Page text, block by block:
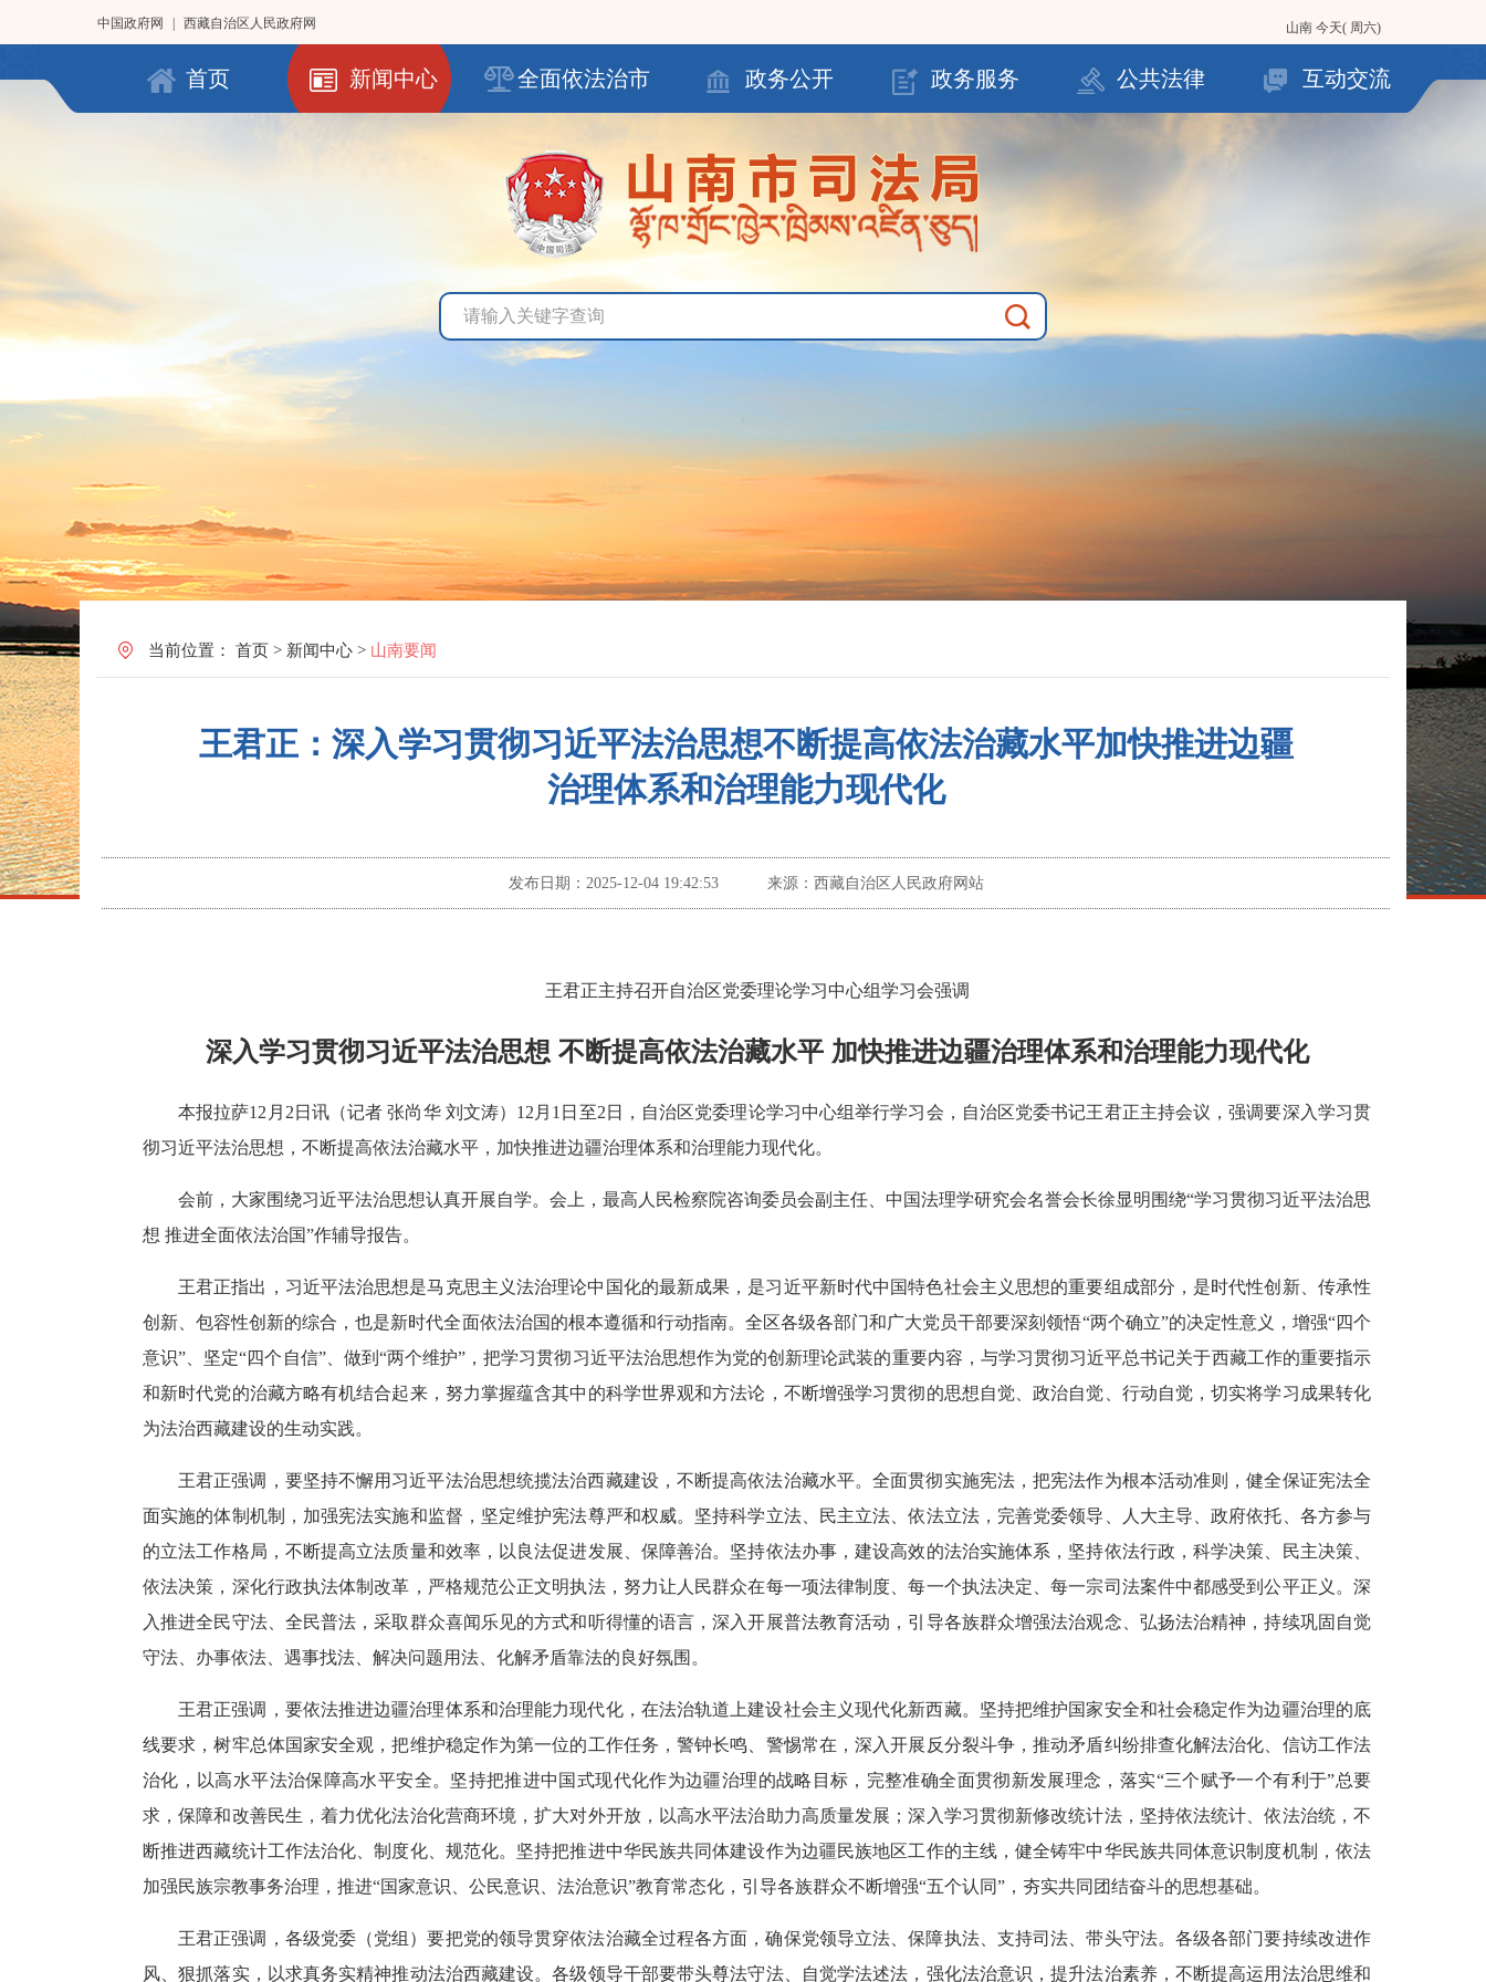
中国政府网 西藏自治区人民政府网 山南 今天( 周六)
首页 新闻中心 全面依法治市 政务公开 政务服务 公共法律 互动交流
当前位置： 首页 > 新闻中心 > 山南要闻
王君正：深入学习贯彻习近平法治思想不断提高依法治藏水平加快推进边疆
治理体系和治理能力现代化
发布日期： 2025-12-04 19:42:53 来源： 西藏自治区人民政府网站
王君正主持召开自治区党委理论学习中心组学习会强调
深入学习贯彻习近平法治思想 不断提高依法治藏水平 加快推进边疆治理体系和治理能力现代化
本报拉萨12月2日讯（记者 张尚华 刘文涛）12月1日至2日，自治区党委理论学习中心组举行学习会，自治区党委书记王君正主持会议，强调要深入学习贯
彻习近平法治思想，不断提高依法治藏水平，加快推进边疆治理体系和治理能力现代化。
会前，大家围绕习近平法治思想认真开展自学。会上，最高人民检察院咨询委员会副主任、中国法理学研究会名誉会长徐显明围绕“学习贯彻习近平法治思
想 推进全面依法治国”作辅导报告。
王君正指出，习近平法治思想是马克思主义法治理论中国化的最新成果，是习近平新时代中国特色社会主义思想的重要组成部分，是时代性创新、传承性
创新、包容性创新的综合，也是新时代全面依法治国的根本遵循和行动指南。全区各级各部门和广大党员干部要深刻领悟“两个确立”的决定性意义，增强“四个
意识”、坚定“四个自信”、做到“两个维护”，把学习贯彻习近平法治思想作为党的创新理论武装的重要内容，与学习贯彻习近平总书记关于西藏工作的重要指示
和新时代党的治藏方略有机结合起来，努力掌握蕴含其中的科学世界观和方法论，不断增强学习贯彻的思想自觉、政治自觉、行动自觉，切实将学习成果转化
为法治西藏建设的生动实践。
王君正强调，要坚持不懈用习近平法治思想统揽法治西藏建设，不断提高依法治藏水平。全面贯彻实施宪法，把宪法作为根本活动准则，健全保证宪法全
面实施的体制机制，加强宪法实施和监督，坚定维护宪法尊严和权威。坚持科学立法、民主立法、依法立法，完善党委领导、人大主导、政府依托、各方参与
的立法工作格局，不断提高立法质量和效率，以良法促进发展、保障善治。坚持依法办事，建设高效的法治实施体系，坚持依法行政，科学决策、民主决策、
依法决策，深化行政执法体制改革，严格规范公正文明执法，努力让人民群众在每一项法律制度、每一个执法决定、每一宗司法案件中都感受到公平正义。深
入推进全民守法、全民普法，采取群众喜闻乐见的方式和听得懂的语言，深入开展普法教育活动，引导各族群众增强法治观念、弘扬法治精神，持续巩固自觉
守法、办事依法、遇事找法、解决问题用法、化解矛盾靠法的良好氛围。
王君正强调，要依法推进边疆治理体系和治理能力现代化，在法治轨道上建设社会主义现代化新西藏。坚持把维护国家安全和社会稳定作为边疆治理的底
线要求，树牢总体国家安全观，把维护稳定作为第一位的工作任务，警钟长鸣、警惕常在，深入开展反分裂斗争，推动矛盾纠纷排查化解法治化、信访工作法
治化，以高水平法治保障高水平安全。坚持把推进中国式现代化作为边疆治理的战略目标，完整准确全面贯彻新发展理念，落实“三个赋予一个有利于”总要
求，保障和改善民生，着力优化法治化营商环境，扩大对外开放，以高水平法治助力高质量发展；深入学习贯彻新修改统计法，坚持依法统计、依法治统，不
断推进西藏统计工作法治化、制度化、规范化。坚持把推进中华民族共同体建设作为边疆民族地区工作的主线，健全铸牢中华民族共同体意识制度机制，依法
加强民族宗教事务治理，推进“国家意识、公民意识、法治意识”教育常态化，引导各族群众不断增强“五个认同”，夯实共同团结奋斗的思想基础。
王君正强调，各级党委（党组）要把党的领导贯穿依法治藏全过程各方面，确保党领导立法、保障执法、支持司法、带头守法。各级各部门要持续改进作
风、狠抓落实，以求真务实精神推动法治西藏建设。各级领导干部要带头尊法守法、自觉学法述法，强化法治意识，提升法治素养，不断提高运用法治思维和